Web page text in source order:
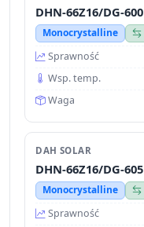
DHN-66Z16/DG-600
Monocrystalline
Sprawność
Wsp. temp.
Waga
DAH SOLAR
DHN-66Z16/DG-605
Monocrystalline
Sprawność